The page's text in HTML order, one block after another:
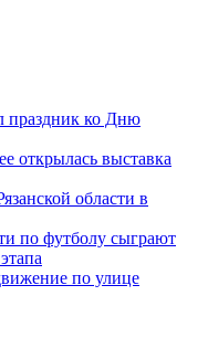
праздник ко Дню
открылась выставка
области в
по футболу сыграют
по улице